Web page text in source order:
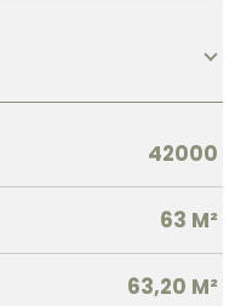
42000
63 M²
63,20 M²